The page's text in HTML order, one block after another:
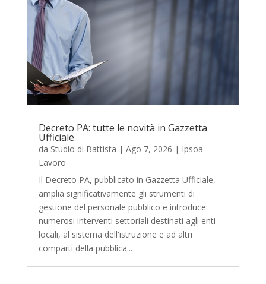
Decreto PA: tutte le novità in Gazzetta
Ufficiale
da Studio di Battista | Ago 7, 2026 | Ipsoa -
Lavoro
Il Decreto PA, pubblicato in Gazzetta Ufficiale,
amplia significativamente gli strumenti di
gestione del personale pubblico e introduce
numerosi interventi settoriali destinati agli enti
locali, al sistema dell'istruzione e ad altri
comparti della pubblica...